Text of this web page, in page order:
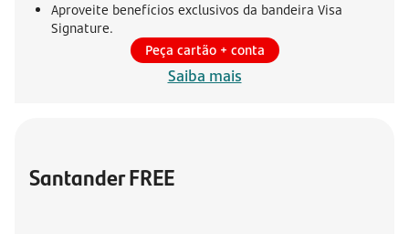
Aproveite benefícios exclusivos da bandeira Visa
Signature.
Peça cartão + conta
Saiba mais
Santander FREE